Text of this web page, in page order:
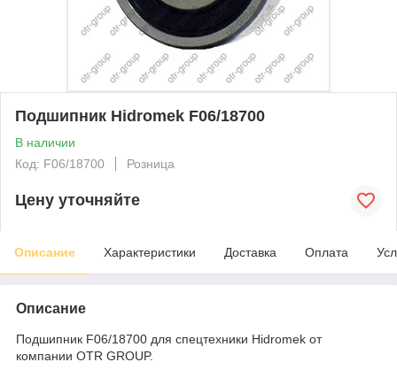
Подшипник Hidromek F06/18700
В наличии
Код: F06/18700
Розница
Цену уточняйте
Описание Характеристики Доставка Оплата
Описание
Подшипник F06/18700 для спецтехники Hidromek от
компании OTR GROUP.